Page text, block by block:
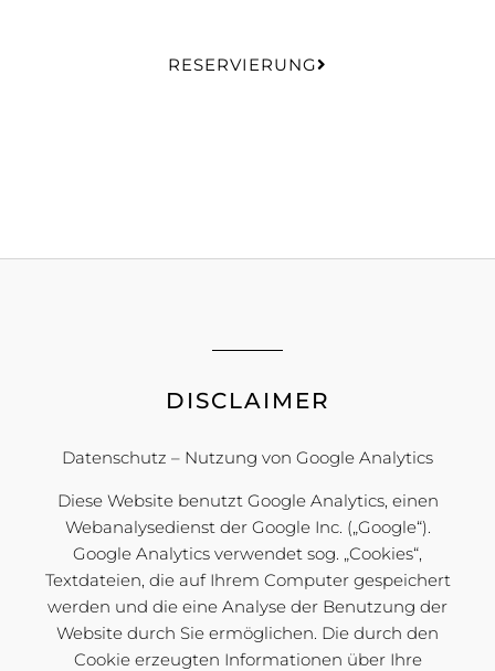
RESERVIERUNG
DISCLAIMER
Datenschutz – Nutzung von Google Analytics
Diese Website benutzt Google Analytics, einen
Webanalysedienst der Google Inc. („Google“).
Google Analytics verwendet sog. „Cookies“,
Textdateien, die auf Ihrem Computer gespeichert
werden und die eine Analyse der Benutzung der
Website durch Sie ermöglichen. Die durch den
Cookie erzeugten Informationen über Ihre